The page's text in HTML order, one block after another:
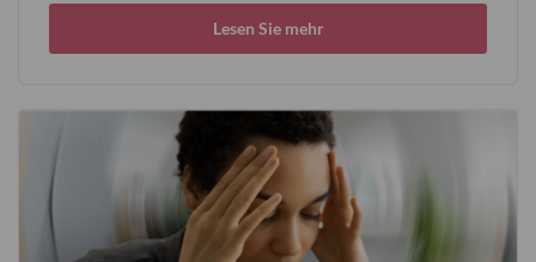
Lesen Sie mehr